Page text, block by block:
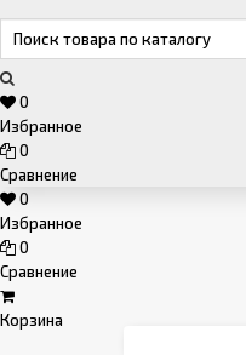
0
Избранное
0
Сравнение
0
Избранное
0
Сравнение
Корзина